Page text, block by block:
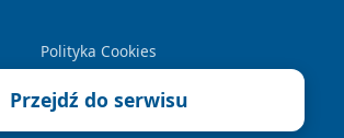
Polityka Cookies
Przejdź do serwisu